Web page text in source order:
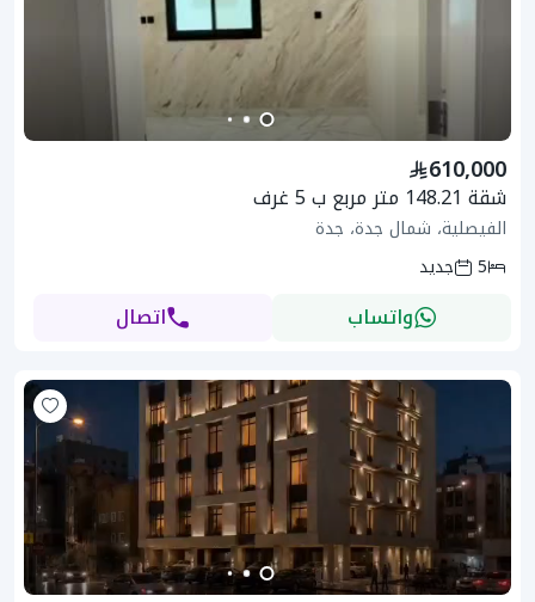
610,000
شقة 148.21 متر مربع ب 5 غرف
الفيصلية، شمال جدة، جدة
5
جديد
واتساب اتصال